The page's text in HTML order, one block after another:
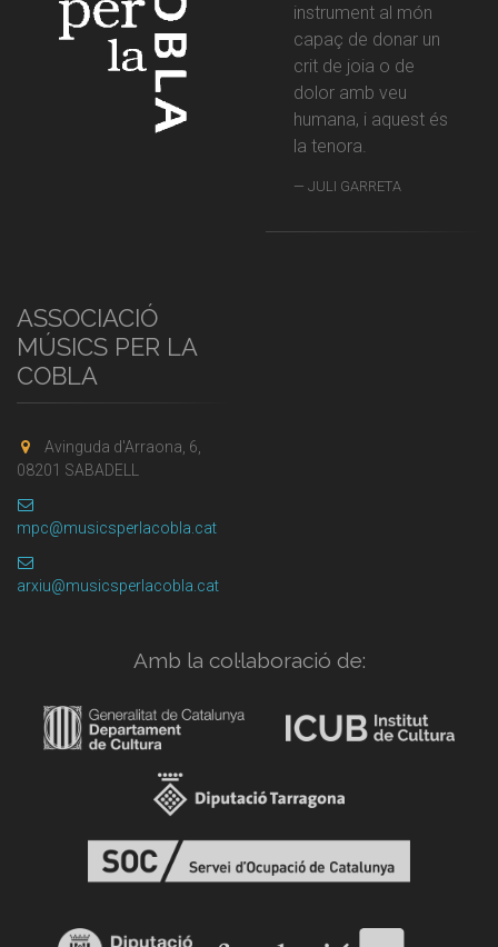
instrument al món
capaç de donar un
crit de joia o de
dolor amb veu
humana, i aquest és
la tenora.
JULI GARRETA
ASSOCIACIÓ
MÚSICS PER LA
COBLA
Avinguda d'Arraona, 6,
08201 SABADELL
mpc@musicsperlacobla.cat
arxiu@musicsperlacobla.cat
Amb la col·laboració de: